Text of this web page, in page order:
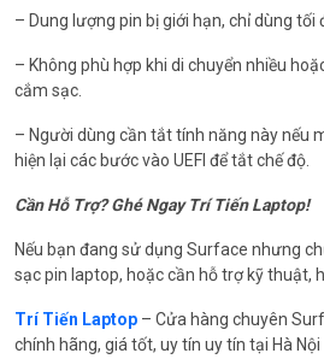
– Dung lượng pin bị giới hạn, chỉ dùng tối
– Không phù hợp khi di chuyển nhiều
cắm sạc.
– Người dùng cần tắt tính năng này nếu
hiện lại các bước vào UEFI để tắt chế độ.
Cần Hỗ Trợ? Ghé Ngay Trí Tiến Laptop!
Nếu bạn đang sử dụng Surface nhưng
sạc pin laptop, hoặc cần hỗ trợ kỹ thuật,
Trí Tiến Laptop – Cửa hàng chuyên
chính hãng, giá tốt, uy tín uy tín tại Hà Nội